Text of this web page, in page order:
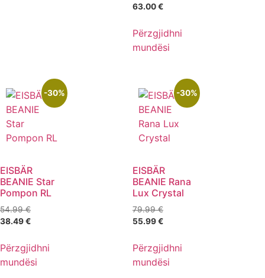
63.00€
Përzgjidhni
mundësi
-30%
EISBÄR
BEANIE Star
Pompon RL
54.99€
38.49€
Përzgjidhni
mundësi
-30%
EISBÄR
BEANIE Rana
Lux Crystal
79.99€
55.99€
Përzgjidhni
mundësi